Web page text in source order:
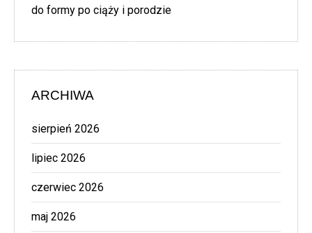
do formy po ciąży i porodzie
ARCHIWA
sierpień 2026
lipiec 2026
czerwiec 2026
maj 2026